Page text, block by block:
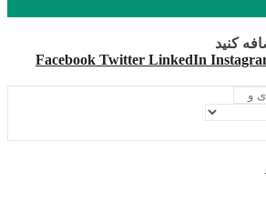
کنید
Facebook Twitter LinkedIn